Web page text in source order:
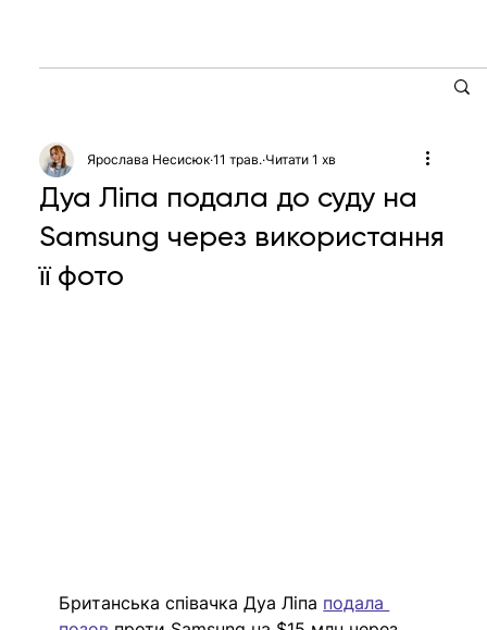
Дуа Ліпа подала до суду на
Samsung через використання
її фото
Ярослава Несисюк 11 трав. Читати 1 хв
Британська співачка Дуа Ліпа подала